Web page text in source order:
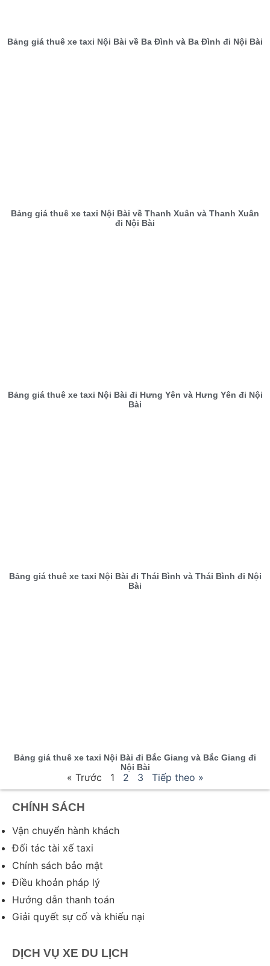
Bảng giá thuê xe taxi Nội Bài về Ba Đình và Ba Đình đi Nội Bài
Bảng giá thuê xe taxi Nội Bài về Thanh Xuân và Thanh Xuân
đi Nội Bài
Bảng giá thuê xe taxi Nội Bài đi Hưng Yên và Hưng Yên đi Nội
Bài
Bảng giá thuê xe taxi Nội Bài đi Thái Bình và Thái Bình đi Nội
Bài
Bảng giá thuê xe taxi Nội Bài đi Bắc Giang và Bắc Giang đi
Nội Bài
« Trước 1 2 3 Tiếp theo »
CHÍNH SÁCH
Vận chuyển hành khách
Đối tác tài xế taxi
Chính sách bảo mật
Điều khoản pháp lý
Hướng dẫn thanh toán
Giải quyết sự cố và khiếu nại
DỊCH VỤ XE DU LỊCH